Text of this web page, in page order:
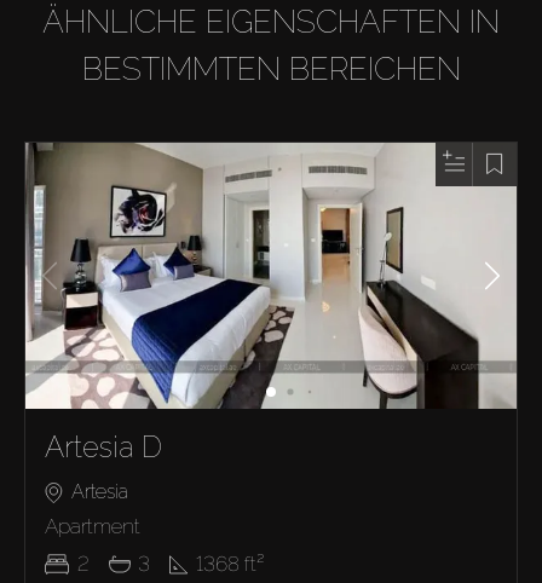
ÄHNLICHE EIGENSCHAFTEN IN
BESTIMMTEN BEREICHEN
Artesia D
Artesia
Apartment
2
3 1368 ft²